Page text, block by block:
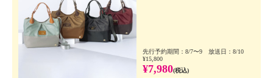
先行予約期間：8/7〜9 放送日：8/10
¥15,800
¥7,980(税込)